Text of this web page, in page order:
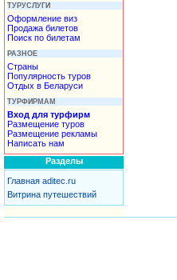
ТУРУСЛУГИ
Оформление виз
Продажа билетов
Поиск по билетам
РАЗНОЕ
Страны
Популярность туров
Отдых в Беларуси
ТУРФИРМАМ
Вход для турфирм
Размещение туров
Размещение рекламы
Написать нам
Разделы
Главная aditec.ru
Витрина путешествий